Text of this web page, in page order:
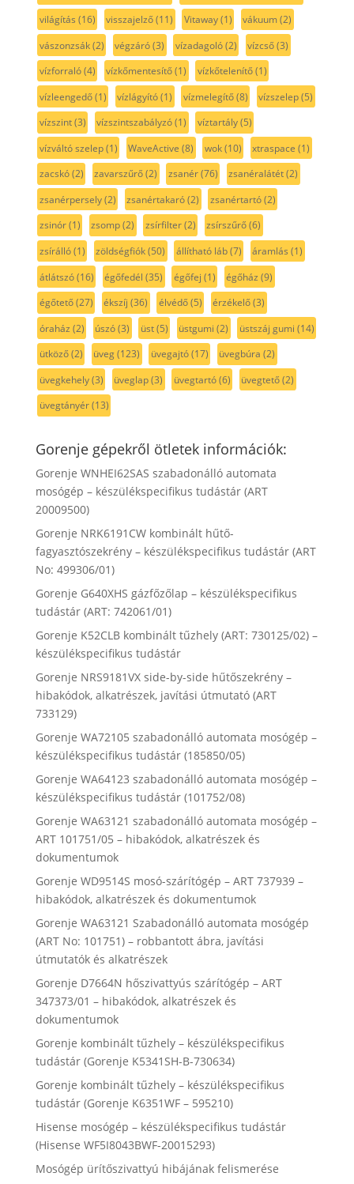
világítás (16) visszajelző(11) Vitaway(1) vákuum(2)
vászonzsák(2) végzáró(3) vízadagoló(2) vízcső(3)
vízforraló(4) vízkőmentesítő(1) vízkőtelenítő(1)
vízleengedő(1) vízlágyító(1) vízmelegítő(8) vízszelep(5)
vízszint(3) vízszintszabályzó(1) víztartály(5)
vízváltó szelep(1) WaveActive (8) wok(10) xtraspace (1)
zacskó(2) zavarszűrő(2) zsanér(76) zsanéralátét(2)
zsanérpersely(2) zsanértakaró(2) zsanértartó(2)
zsinór(1) zsomp(2) zsírfilter(2) zsírszűrő(6)
zsírálló(1) zöldségfiók(50) állítható láb(7) áramlás (1)
átlátszó(16) égőfedél (35) égőfej (1) égőház (9)
égőtető(27) ékszíj (36) élvédő(5) érzékelő(3)
óraház (2) úszó(3) üst(5) üstgumi (2) üstszáj gumi (14)
ütköző(2) üveg(123) üvegajtó(17) üvegbúra (2)
üvegkehely(3) üveglap(3) üvegtartó(6) üvegtető(2)
üvegtányér(13)
Gorenje gépekről ötletek információk:
Gorenje WNHEI62SAS szabadonálló automata
mosógép – készülékspecifikus tudástár (ART
20009500)
Gorenje NRK6191CW kombinált hűtő-
fagyasztószekrény – készülékspecifikus tudástár (ART
No: 499306/01)
Gorenje G640XHS gázfőzőlap – készülékspecifikus
tudástár (ART: 742061/01)
Gorenje K52CLB kombinált tűzhely (ART: 730125/02) –
készülékspecifikus tudástár
Gorenje NRS9181VX side-by-side hűtőszekrény –
hibakódok, alkatrészek, javítási útmutató (ART
733129)
Gorenje WA72105 szabadonálló automata mosógép –
készülékspecifikus tudástár (185850/05)
Gorenje WA64123 szabadonálló automata mosógép –
készülékspecifikus tudástár (101752/08)
Gorenje WA63121 szabadonálló automata mosógép –
ART 101751/05 – hibakódok, alkatrészek és
dokumentumok
Gorenje WD9514S mosó-szárítógép – ART 737939 –
hibakódok, alkatrészek és dokumentumok
Gorenje WA63121 Szabadonálló automata mosógép
(ART No: 101751) – robbantott ábra, javítási
útmutatók és alkatrészek
Gorenje D7664N hőszivattyús szárítógép – ART
347373/01 – hibakódok, alkatrészek és
dokumentumok
Gorenje kombinált tűzhely – készülékspecifikus
tudástár (Gorenje K5341SH-B-730634)
Gorenje kombinált tűzhely – készülékspecifikus
tudástár (Gorenje K6351WF – 595210)
Hisense mosógép – készülékspecifikus tudástár
(Hisense WF5I8043BWF-20015293)
Mosógép ürítőszivattyú hibájának felismerése